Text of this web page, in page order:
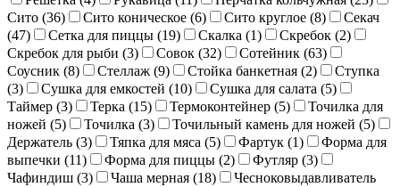
Сито (36) Сито коническое (6) Сито круглое (8)
Секач
(47) Сетка для пиццы (19) Скалка (1) Скребок (2)
Скребок для рыби (3) Совок (32) Сотейник (63)
Соусник (8) Стеллаж (9) Стойка банкетная (2)
Ступка
(3) Сушка для емкостей (10) Сушка для салата (5)
Таймер (3) Терка (15) Термоконтейнер (5)
Точилка для
ножей (5) Точилка (3) Точильный камень для ножей (5)
Держатель (3) Тяпка для мяса (5) Фартук (1)
Форма для
выпечки (11) Форма для пиццы (2) Футляр (3)
Чафиндиш (3) Чаша мерная (18)
Чесноковыдавливатель